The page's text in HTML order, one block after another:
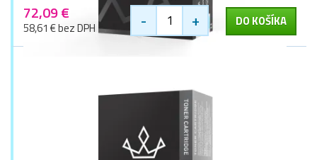
72,09 €
58,61 € bez DPH - + DO KOŠÍKA